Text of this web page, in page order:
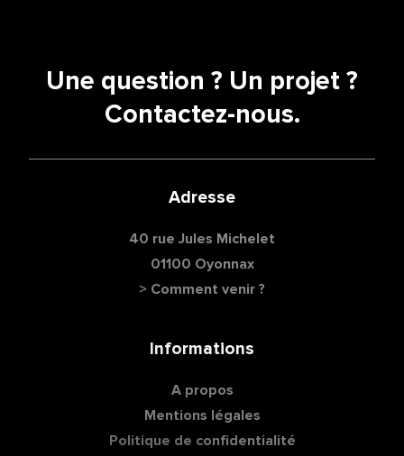
Une question ? Un projet ?
Contactez-nous.
Adresse
40 rue Jules Michelet
01100 Oyonnax
> Comment venir ?
Informations
A propos
Mentions légales
Politique de confidentialité